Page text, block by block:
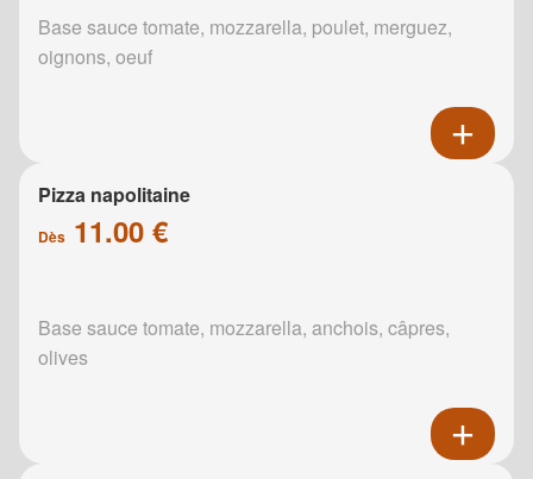
Base sauce tomate, mozzarella, poulet, merguez,
oignons, oeuf
Pizza napolitaine
Dès 11.00 €
Base sauce tomate, mozzarella, anchois, câpres,
olives